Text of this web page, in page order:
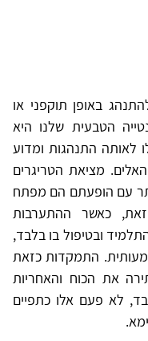
באופן תוקפני או
הטבעית שלנו היא
לאותה התנהגות ומדוע
מציאת הטריגרים
עם הופעתם הם מפתח
כאשר ההתערבות
ובטיפול בו בלבד,
התמקדות כזאת
את הכוח והאחריות
לא פעם אלו כתפיים